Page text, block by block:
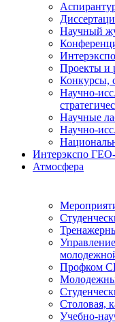
Научный
Проекты и
Конкурсы,
Научно-
Научные
Научно-
Интерэкспо
Атмосфера
Профком
Столовая,
Учебно-